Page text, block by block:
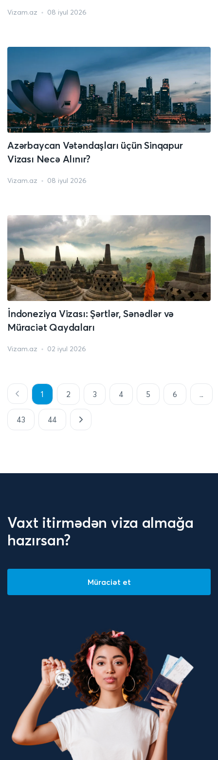
Vizam.az 08 iyul 2026
Azərbaycan Vətəndaşları üçün Sinqapur
Vizası Necə Alınır?
Vizam.az 08 iyul 2026
İndoneziya Vizası: Şərtlər, Sənədlər və
Müraciət Qaydaları
Vizam.az 02 iyul 2026
1 2 3 4 5 6 ...
43 44
Vaxt itirmədən viza almağa
hazırsan?
Müraciət et